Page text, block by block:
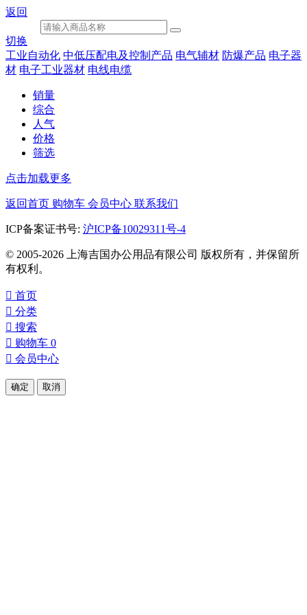
返回
切换
工业自动化 中低压配电及控制产品 电气辅材 防爆产品 电子器
材 电子工业器材 电线电缆
销量
综合
人气
价格
筛选
点击加载更多
返回首页 购物车 会员中心 联系我们
ICP备案证书号: 沪ICP备10029311号-4
© 2005-2026 上海吉国办公用品有限公司 版权所有，并保留所
有权利。
 首页
 分类
 搜索
 购物车 0
 会员中心
确定 取消